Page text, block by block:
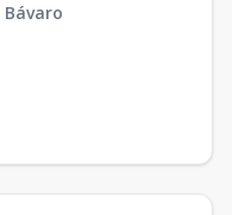
Bávaro